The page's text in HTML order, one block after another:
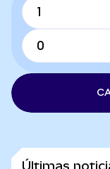
Últimas